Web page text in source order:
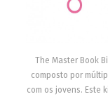
The Master Book
composto por
com os jovens. Este